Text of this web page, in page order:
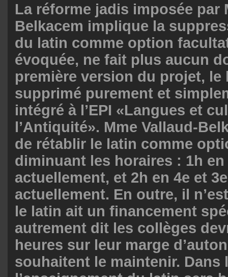
La réforme jadis imposée par
Belkacem implique la
du latin comme option
évoquée, ne fait plus aucun
première version du projet, le
supprimé purement et
intégré à l’EPI «Langues et
l’Antiquité». Mme Vallaud-
de rétablir le latin comme
diminuant les horaires : 1h en
actuellement, et 2h en 4e et
actuellement. En outre, il
le latin ait un financement
autrement dit les collèges
heures sur leur marge
souhaitent le maintenir. Dans